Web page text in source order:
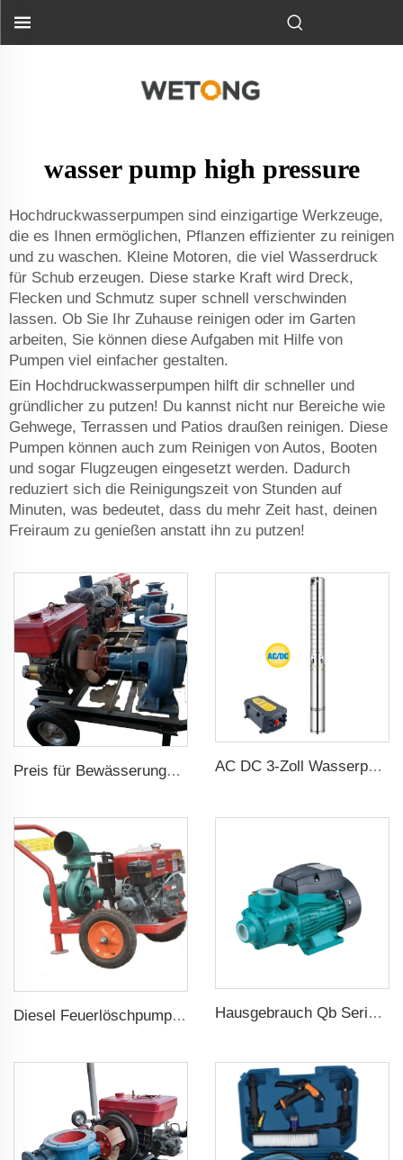
wasser pump high pressure
Hochdruckwasserpumpen sind einzigartige Werkzeuge,
die es Ihnen ermöglichen, Pflanzen effizienter zu reinigen
und zu waschen. Kleine Motoren, die viel Wasserdruck
für Schub erzeugen. Diese starke Kraft wird Dreck,
Flecken und Schmutz super schnell verschwinden
lassen. Ob Sie Ihr Zuhause reinigen oder im Garten
arbeiten, Sie können diese Aufgaben mit Hilfe von
Pumpen viel einfacher gestalten.
Ein Hochdruckwasserpumpen hilft dir schneller und
gründlicher zu putzen! Du kannst nicht nur Bereiche wie
Gehwege, Terrassen und Patios draußen reinigen. Diese
Pumpen können auch zum Reinigen von Autos, Booten
und sogar Flugzeugen eingesetzt werden. Dadurch
reduziert sich die Reinigungszeit von Stunden auf
Minuten, was bedeutet, dass du mehr Zeit hast, deinen
Freiraum zu genießen anstatt ihn zu putzen!
Preis für Bewässerungspumpe mit Dieselmotor AC DC 3-Zoll Wasserpumpe Edelstahl-Schaufel Solar Wasserpumpe für Landwirtschaft
Diesel Feuerlöschpumpe für landwirtschaftliche Bewässerung Hausgebrauch Qb Serie Randpumpe 0.37kw 0.5ps Qb60 Elektrische Wirbelpumpe Preis